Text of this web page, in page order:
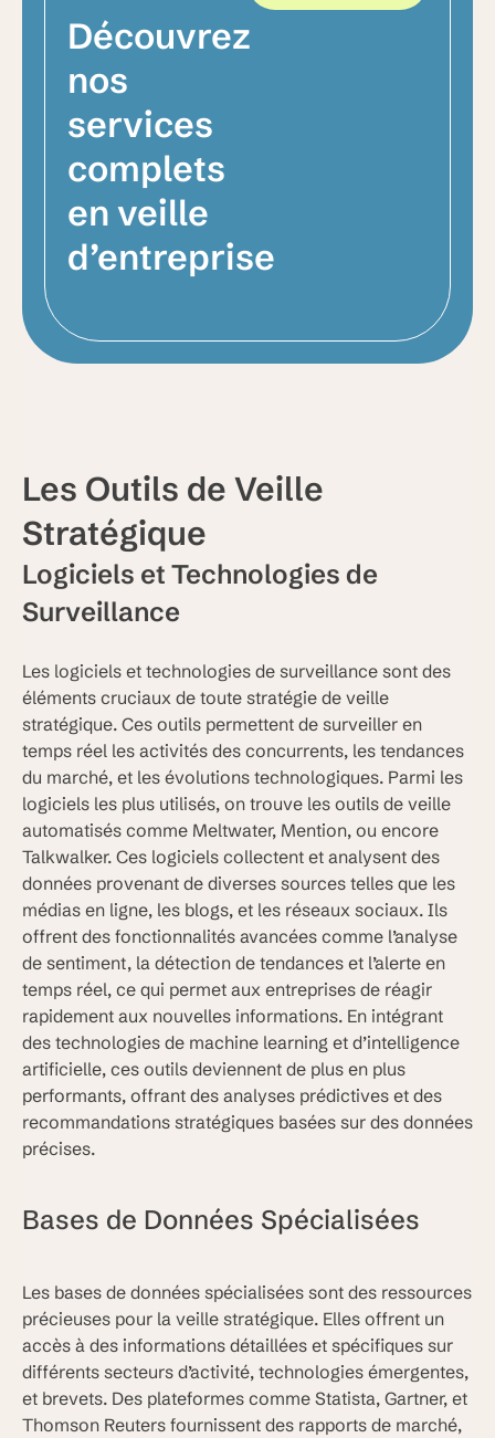
Découvrez
nos
services
complets
en veille
d’entreprise
Les Outils de Veille
Stratégique
Logiciels et Technologies de
Surveillance
Les logiciels et technologies de surveillance sont des
éléments cruciaux de toute stratégie de veille
stratégique. Ces outils permettent de surveiller en
temps réel les activités des concurrents, les tendances
du marché, et les évolutions technologiques. Parmi les
logiciels les plus utilisés, on trouve les outils de veille
automatisés comme Meltwater, Mention, ou encore
Talkwalker. Ces logiciels collectent et analysent des
données provenant de diverses sources telles que les
médias en ligne, les blogs, et les réseaux sociaux. Ils
offrent des fonctionnalités avancées comme l’analyse
de sentiment, la détection de tendances et l’alerte en
temps réel, ce qui permet aux entreprises de réagir
rapidement aux nouvelles informations. En intégrant
des technologies de machine learning et d’intelligence
artificielle, ces outils deviennent de plus en plus
performants, offrant des analyses prédictives et des
recommandations stratégiques basées sur des données
précises.
Bases de Données Spécialisées
Les bases de données spécialisées sont des ressources
précieuses pour la veille stratégique. Elles offrent un
accès à des informations détaillées et spécifiques sur
différents secteurs d’activité, technologies émergentes,
et brevets. Des plateformes comme Statista, Gartner, et
Thomson Reuters fournissent des rapports de marché,